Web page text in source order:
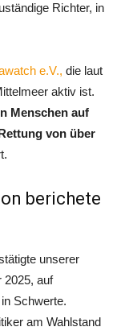
Richter, in
e.V., die laut
aktiv ist.
Menschen auf
von über
berichete
unserer
2025, auf
Schwerte.
am Wahlstand